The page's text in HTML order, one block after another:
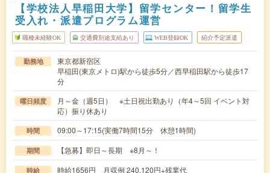
【学校法人早稲田大学】留学センター！留学生
受入れ・派遣プログラム運営
職種未経験OK 交通費別途支給あり WEB登録OK 紹介予定派遣
勤務地
東京都新宿区
早稲田(東京メトロ)駅から徒歩5分／西早稲田駅から徒歩17
分
曜日頻度
月～金（週5日） ※土日祝出勤あり（年4～5回 イベント対
応）振り休あり
時間 09:00～17:15(実働7時間15分 休憩1時間)
期間 【急募】即日～長期 ※8月～！
時給 時給1656円 月収例 240,120円+残業代